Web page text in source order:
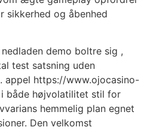
sikkerhed og åbenhed
demo boltre sig ,
test satsning uden
appel https://www.ojocasino-
både højvolatilitet stil for
hemmelig plan egnet
Den velkomst